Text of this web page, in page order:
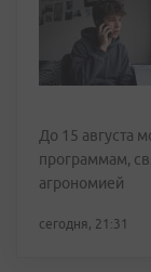
До 15 августа
программам,
агрономией
сегодня, 21:31